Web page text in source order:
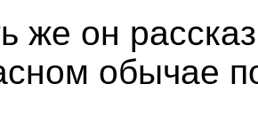
же он
обычае